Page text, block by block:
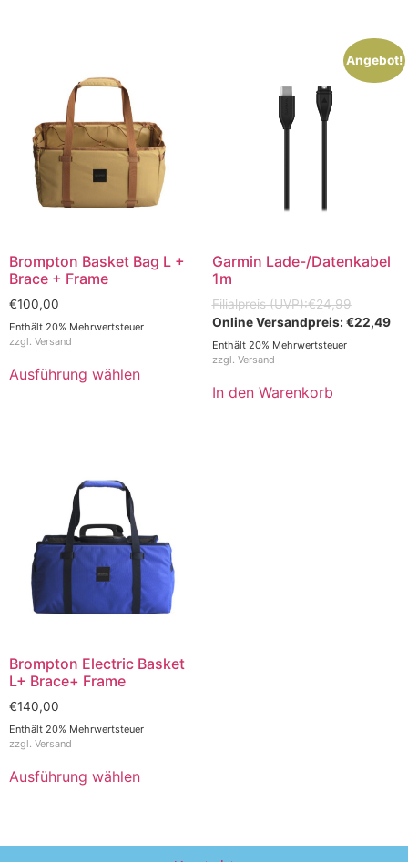
Brompton Basket Bag L +
Brace + Frame
€100,00
Enthält 20% Mehrwertsteuer
zzgl. Versand
Ausführung wählen
Angebot!
Garmin Lade-/Datenkabel
1m
€24,99
€22,49
Enthält 20% Mehrwertsteuer
zzgl. Versand
In den Warenkorb
Brompton Electric Basket
L+ Brace+ Frame
€140,00
Enthält 20% Mehrwertsteuer
zzgl. Versand
Ausführung wählen